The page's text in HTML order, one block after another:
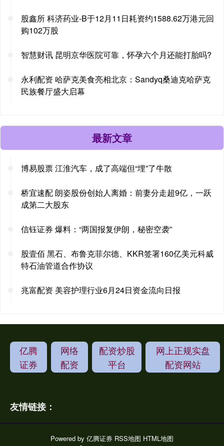
股鑫所 科济药业-B于12月11日耗资约1588.62万港元回
购102万股
智慧财讯 昆明京华医院可靠，怀孕六个月还能打胎吗?
永利配资 哈萨克美食亮相北京：Sandyq桑迪克哈萨克
民族餐厅盛大启幕
最新文章
博易股票 江淮汽车，成了高端但“埋”了牛散
桥宜速配 朗姿股份创始人离婚：前妻分走超9亿，一跃
成第二大股东
信钰证券 爆料：“两国报复伊朗，秘密空袭”
股壹佰 黑石、布鲁克菲尔德、KKR签署160亿美元科威
特石油管道合作协议
兆富配资 美容护理行业6月24日资金流向日报
亿腾
证券
网络
配资
配资炒股
平台
网上正规实盘
配资网站
友情链接：
Powered by 亿腾证券 RSS地图 HTML地图